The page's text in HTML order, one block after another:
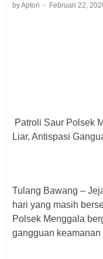
by Aptori Februari 22,
Patroli Saur Polsek
Liar, Antispasi
Tulang Bawang –
hari yang masih
Polsek Menggala
gangguan